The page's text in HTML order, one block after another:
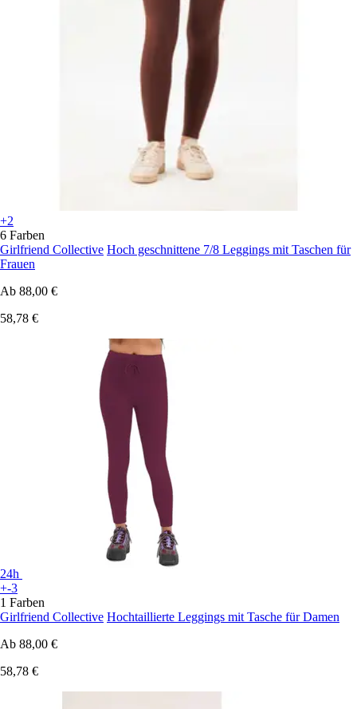
+2
6 Farben
Girlfriend Collective Hoch geschnittene 7/8 Leggings mit Taschen für
Frauen
Ab 88,00 €
58,78 €
24h
+-3
1 Farben
Girlfriend Collective Hochtaillierte Leggings mit Tasche für Damen
Ab 88,00 €
58,78 €